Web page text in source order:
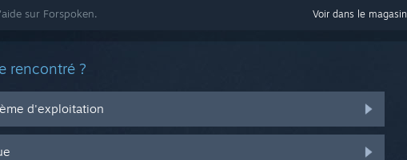
Voir dans le magasin
sur Forspoken.
rencontré ?
d'exploitation